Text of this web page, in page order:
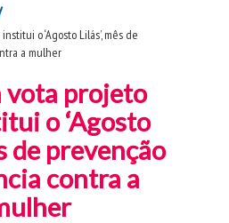
o ‘Agosto Lilás’, mês de
a mulher
vota projeto
o ‘Agosto
de prevenção
contra a